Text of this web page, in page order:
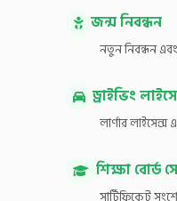
জন্ম নিবন্ধন
নতুন নিবন্ধন
ড্রাইভিং
লার্ণার লাইসেন্স
শিক্ষা বোর্ড
সার্টিফিকেট